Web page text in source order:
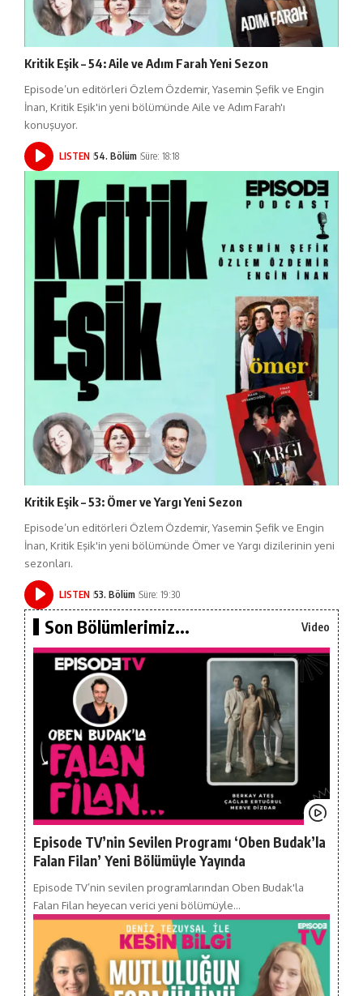
Kritik Eşik – 54: Aile ve Adım Farah Yeni Sezon
Episode’un editörleri Özlem Özdemir, Yasemin Şefik ve Engin
İnan, Kritik Eşik'in yeni bölümünde Aile ve Adım Farah'ı
konuşuyor.
LISTEN 54. Bölüm Süre: 18:18
Kritik Eşik – 53: Ömer ve Yargı Yeni Sezon
Episode’un editörleri Özlem Özdemir, Yasemin Şefik ve Engin
İnan, Kritik Eşik'in yeni bölümünde Ömer ve Yargı dizilerinin yeni
sezonları.
LISTEN 53. Bölüm Süre: 19:30
Son Bölümlerimiz... Video
Episode TV’nin Sevilen Programı ‘Oben Budak’la
Falan Filan’ Yeni Bölümüyle Yayında
Episode TV’nin sevilen programlarından Oben Budak'la
Falan Filan heyecan verici yeni bölümüyle…